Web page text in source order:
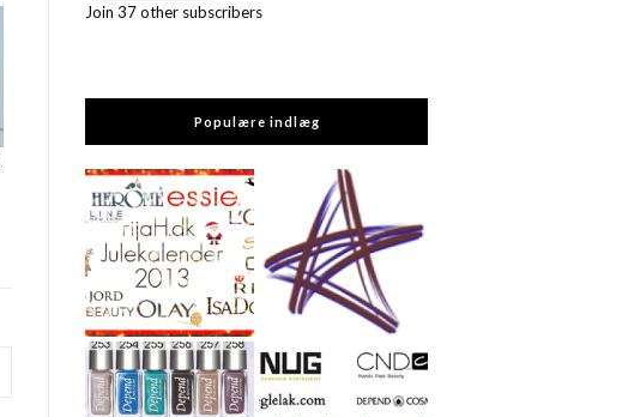
Join 37 other subscribers
Populære indlæg